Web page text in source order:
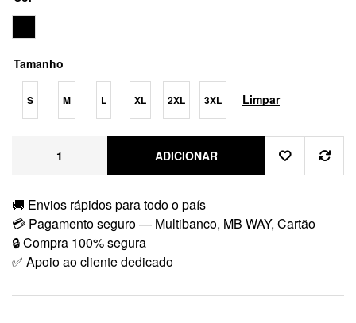
Tamanho
S M L XL 2XL 3XL Limpar
ADICIONAR
🚚 Envios rápidos para todo o país
💳 Pagamento seguro — Multibanco, MB WAY, Cartão
🔒 Compra 100% segura
✅ Apoio ao cliente dedicado